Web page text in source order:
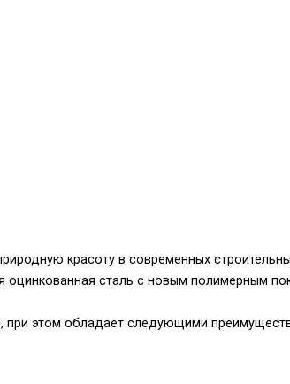
красоту в современных
оцинкованная сталь с новым полимерным
при этом обладает следующими